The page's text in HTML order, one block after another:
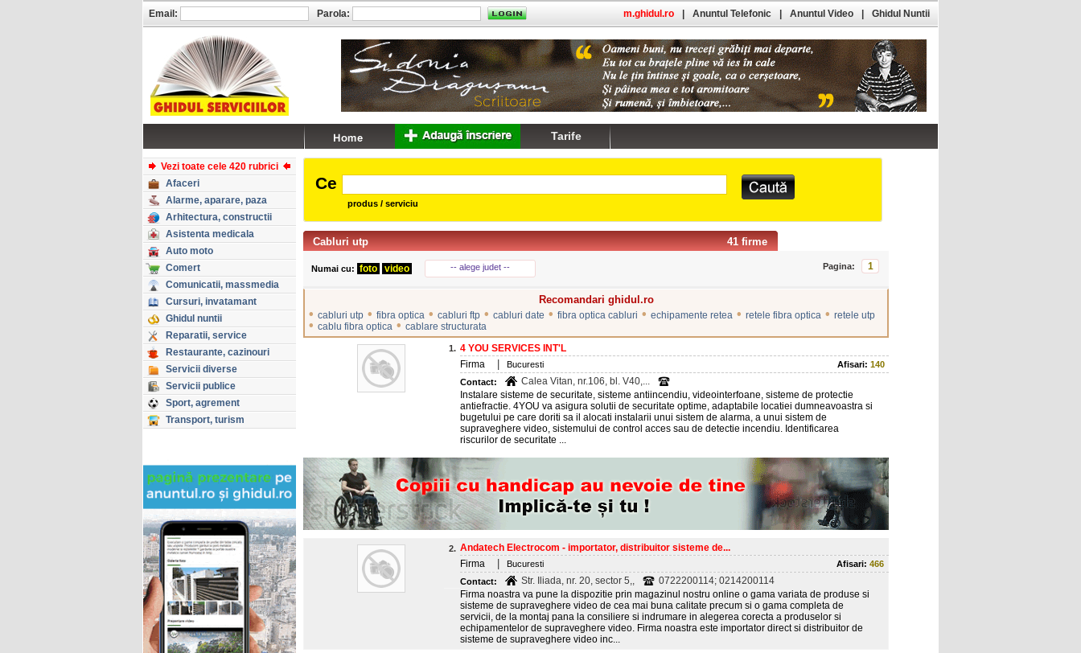
Vezi toate cele 420 rubrici
Afaceri
Alarme, aparare, paza
Arhitectura, constructii
Asistenta medicala
Auto moto
Comert
Comunicatii, massmedia
Cursuri, invatamant
Ghidul nuntii
Reparatii, service
Restaurante, cazinouri
Servicii diverse
Servicii publice
Sport, agrement
Transport, turism
Ce
produs / serviciu
41 firme
Cabluri utp
Numai cu: foto video -- alege judet -- Pagina: 1
Recomandari ghidul.ro
• cabluri utp • fibra optica • cabluri ftp • cabluri date • fibra optica cabluri • echipamente retea • retele fibra optica • retele utp
• cablu fibra optica • cablare structurata
1. 4 YOU SERVICES INT'L
Firma
Bucuresti Afisari: 140
Contact:
Calea Vitan, nr.106, bl. V40,...
Instalare sisteme de securitate, sisteme antiincendiu, videointerfoane, sisteme de protectie
antiefractie. 4YOU va asigura solutii de securitate optime, adaptabile locatiei dumneavoastra si
bugetului pe care doriti sa il alocati instalarii unui sistem de alarma, a unui sistem de
supraveghere video, sistemului de control acces sau de detectie incendiu. Identificarea
riscurilor de securitate ...
2. Andatech Electrocom - importator, distribuitor sisteme de...
Firma
Bucuresti Afisari: 466
Contact:
Str. Iliada, nr. 20, sector 5,,
0722200114; 0214200114
Firma noastra va pune la dispozitie prin magazinul nostru online o gama variata de produse si
sisteme de supraveghere video de cea mai buna calitate precum si o gama completa de
servicii, de la montaj pana la consiliere si indrumare in alegerea corecta a produselor si
echipamentelor de supraveghere video. Firma noastra este importator direct si distribuitor de
sisteme de supraveghere video inc...
Email: Parola: m.ghidul.ro Anuntul Telefonic Anuntul Video Ghidul Nuntii
Tarife